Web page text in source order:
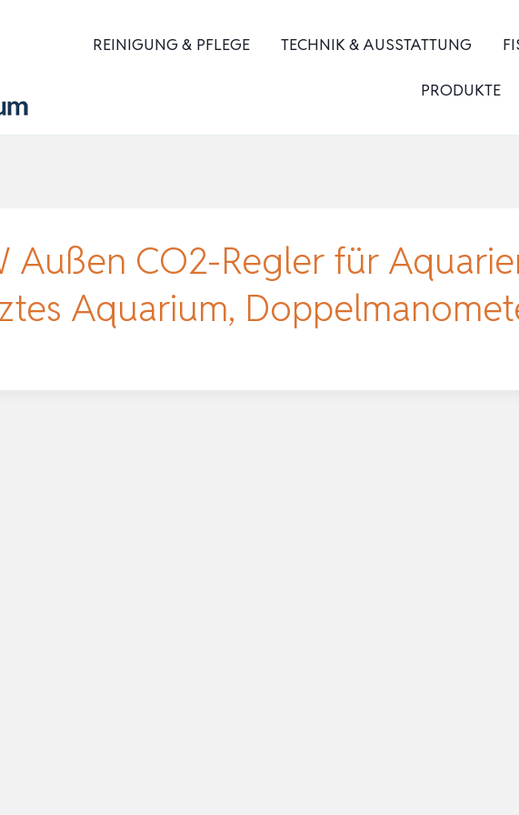
REINIGUNG & PFLEGE TECHNIK & AUSSTATTUNG
PRODUKTE
Außen CO2-Regler für
Aquarium,